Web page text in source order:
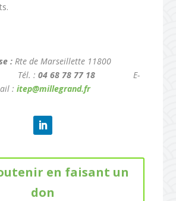
: Rte de Marseillette 11800
: 04 68 78 77 18
E-
: itep@millegrand.fr
en faisant un
don